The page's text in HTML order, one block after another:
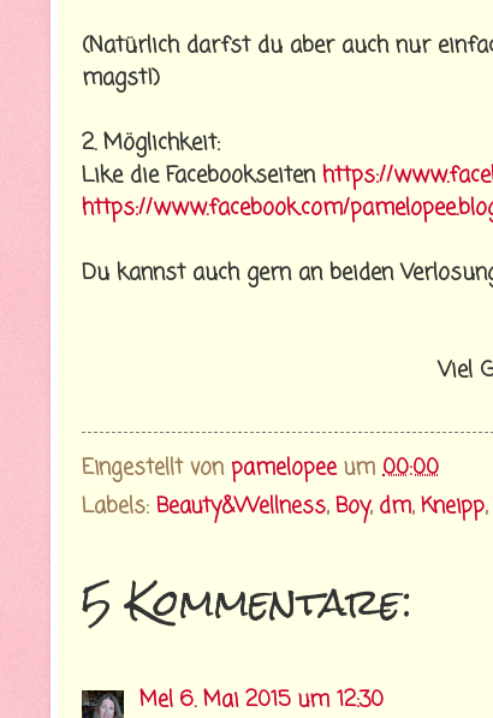
(Natürlich darfst du aber auch nur
magst!)
2. Möglichkeit:
Like die Facebookseitenhttps://
https://www.facebook.com/
Du kannst auch gern an beiden
Viel
Eingestellt von pamelopee um 00:00
Labels: Beauty&Wellness,Boy, dm,Kneipp,
5 Kommentare:
Mel 6. Mai 2015 um 12:30